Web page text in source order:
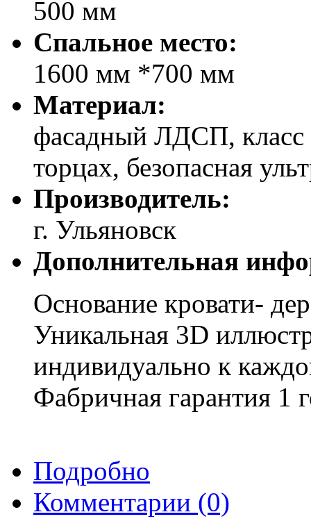
500 мм
Спальное место:
1600 мм *700 мм
Материал:
фасадный ЛДСП,
торцах, безопасная
Производитель:
г. Ульяновск
Дополнительная
Основание кровати-
Уникальная 3D
индивидуально к
Фабричная гарантия 1
Подробно
Комментарии (0)